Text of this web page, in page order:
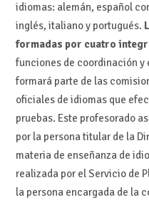
idiomas: alemán, español
inglés, italiano y portugués.
formadas por cuatro
funciones de coordinación y
formará parte de las
oficiales de idiomas que
pruebas. Este profesorado
por la persona titular de la
materia de enseñanza de
realizada por el Servicio de
la persona encargada de la